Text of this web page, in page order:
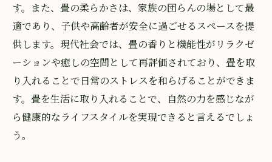
す。また、畳の柔らかさは、家族の団らんの場として最
適であり、子供や高齢者が安全に過ごせるスペースを提
供します。現代社会では、畳の香りと機能性がリラクゼ
ーションや癒しの空間として再評価されており、畳を取
り入れることで日常のストレスを和らげることができま
す。畳を生活に取り入れることで、自然の力を感じなが
ら健康的なライフスタイルを実現できると言えるでしょ
う。